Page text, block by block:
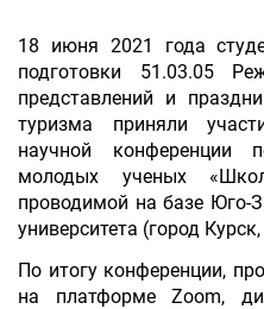
18 июня 2021 года
подготовки 51.03.05
представлений и
туризма приняли
научной конференции
молодых ученых
проводимой на базе Юго-
университета (город
По итогу конференции,
на платформе Zoom,